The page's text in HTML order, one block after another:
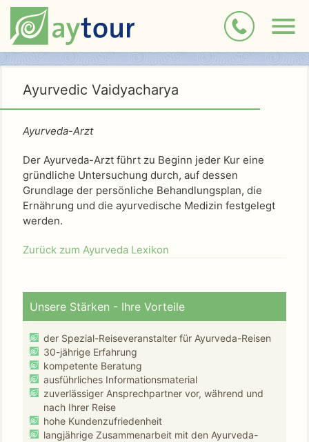
Ayurvedic Vaidyacharya
Ayurveda-Arzt
Der Ayurveda-Arzt führt zu Beginn jeder Kur eine
gründliche Untersuchung durch, auf dessen
Grundlage der persönliche Behandlungsplan, die
Ernährung und die ayurvedische Medizin festgelegt
werden.
Zurück zum Ayurveda Lexikon
Unsere Stärken - Ihre Vorteile
der Spezial-Reiseveranstalter für Ayurveda-Reisen
30-jährige Erfahrung
kompetente Beratung
ausführliches Informationsmaterial
zuverlässiger Ansprechpartner vor, während und
nach Ihrer Reise
hohe Kundenzufriedenheit
langjährige Zusammenarbeit mit den Ayurveda-